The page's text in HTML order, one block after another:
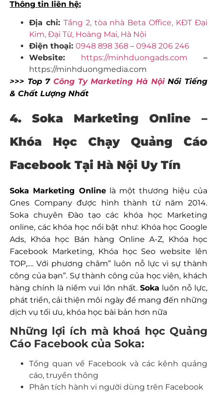
Thông tin liên hệ:
Địa chỉ: Tầng 2, tòa nhà Beta Office, KĐT Đại
Kim, Đại Từ, Hoàng Mai, Hà Nội
Điện thoại: 0948 898 368 – 0948 206 246
Website:
https://minhduongads.com –
https://minhduongmedia.com
>>> Top 7 Công Ty Marketing Hà NộiNổi Tiếng
& Chất Lượng Nhất
4. Soka Marketing Online –
Khóa Học Chạy Quảng Cáo
Facebook Tại Hà Nội Uy Tín
Soka Marketing Onlinelà một thương hiệu của
Gnes Company được hình thành từ năm 2014.
Soka chuyên Đào tạo các khóa học Marketing
online, các khóa học nổi bật như: Khóa học Google
Ads, Khóa học Bán hàng Online A-Z, Khóa học
Facebook Marketing, Khóa học Seo website lên
TOP,…. Với phương châm” luôn nỗ lực vì sự thành
công của bạn”. Sự thành công của học viên, khách
hàng chính là niềm vui lớn nhất. Soka luôn nỗ lực,
phát triển, cải thiện môi ngày để mang đến những
dịch vụ tối ưu, khóa học bài bản hơn nữa
Những lợi ích mà khoá học Quảng
Cáo Facebook của Soka:
Tổng quan về Facebook và các kênh quảng
cáo, truyền thông
Phân tích hành vi người dùng trên Facebook